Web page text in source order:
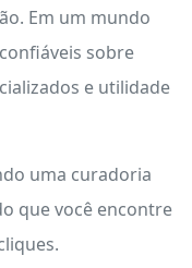
Em um mundo
sobre
e utilidade
uma curadoria
que você encontre